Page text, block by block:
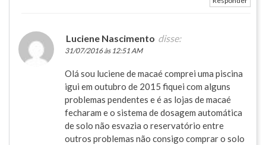
Luciene Nascimento disse:
31/07/2016 às 12:51 AM
Olá sou luciene de macaé comprei uma piscina
igui em outubro de 2015 fiquei com alguns
problemas pendentes e é as lojas de macaé
fecharam e o sistema de dosagem automática
de solo não esvazia o reservatório entre
outros problemas não consigo comprar o solo